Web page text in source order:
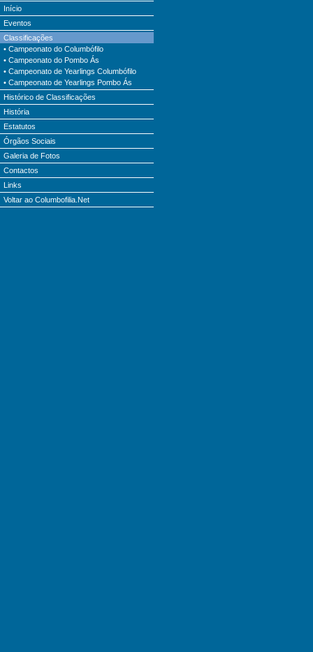
Início
Eventos
Classificações
• Campeonato do Columbófilo
• Campeonato do Pombo Ás
• Campeonato de Yearlings Columbófilo
• Campeonato de Yearlings Pombo Ás
Histórico de Classificações
História
Estatutos
Órgãos Sociais
Galeria de Fotos
Contactos
Links
Voltar ao Columbofilia.Net